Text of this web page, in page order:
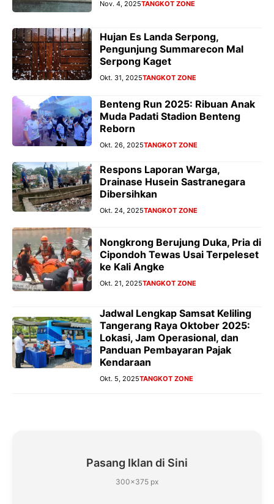
Nov. 4, 2025TANGKOT ZONE
Hujan Es Landa Serpong,
Pengunjung Summarecon Mal
Serpong Kaget
Okt. 31, 2025TANGKOT ZONE
Benteng Run 2025: Ribuan Anak
Muda Padati Stadion Benteng
Reborn
Okt. 26, 2025TANGKOT ZONE
Respons Laporan Warga,
Drainase Husein Sastranegara
Dibersihkan
Okt. 24, 2025TANGKOT ZONE
Nongkrong Berujung Duka, Pria di
Cipondoh Tewas Usai Terpeleset
ke Kali Angke
Okt. 21, 2025TANGKOT ZONE
Jadwal Lengkap Samsat Keliling
Tangerang Raya Oktober 2025:
Lokasi, Jam Operasional, dan
Panduan Pembayaran Pajak
Kendaraan
Okt. 5, 2025TANGKOT ZONE
Pasang Iklan di Sini
300×375 px